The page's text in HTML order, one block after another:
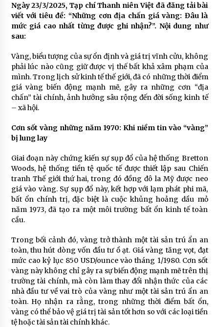
Ngày 23/3/2025, Tạp chí Thanh niên Việt đã đăng tải bài
viết với tiêu đề: “Những cơn địa chấn giá vàng: Đâu là
mức giá cao nhất từng được ghi nhận?”. Nội dung như
sau:
Vàng, biểu tượng của sự ổn định và giá trị vĩnh cửu, không
phải lúc nào cũng giữ được vị thế bất khả xâm phạm của
mình. Trong lịch sử kinh tế thế giới, đã có những thời điểm
giá vàng biến động mạnh mẽ, gây ra những cơn “địa
chấn” tài chính, ảnh hưởng sâu rộng đến đời sống kinh tế
– xã hội.
Cơn sốt vàng những năm 1970: Khi niềm tin vào “vàng”
bị lung lay
Giai đoạn này chứng kiến sự sụp đổ của hệ thống Bretton
Woods, hệ thống tiền tệ quốc tế được thiết lập sau Chiến
tranh Thế giới thứ hai, trong đó đồng đô la Mỹ được neo
giá vào vàng. Sự sụp đổ này, kết hợp với lạm phát phi mã,
bất ổn chính trị, đặc biệt là cuộc khủng hoảng dầu mỏ
năm 1973, đã tạo ra một môi trường bất ổn kinh tế toàn
cầu.
Trong bối cảnh đó, vàng trở thành một tài sản trú ẩn an
toàn, thu hút dòng vốn đầu tư ồ ạt. Giá vàng tăng vọt, đạt
mức cao kỷ lục 850 USD/ounce vào tháng 1/1980. Cơn sốt
vàng này không chỉ gây ra sự biến động mạnh mẽ trên thị
trường tài chính, mà còn làm thay đổi nhận thức của các
nhà đầu tư về vai trò của vàng như một tài sản trú ẩn an
toàn. Họ nhận ra rằng, trong những thời điểm bất ổn,
vàng có thể bảo vệ giá trị tài sản tốt hơn so với các loại tiền
tệ hoặc tài sản tài chính khác.